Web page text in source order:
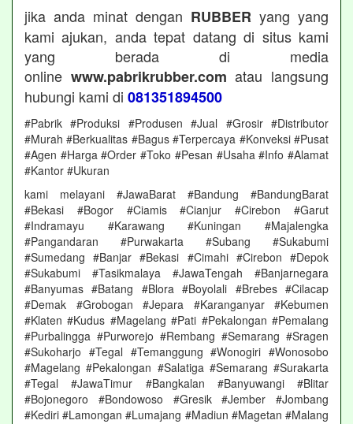
jika anda minat dengan RUBBER yang yang
kami ajukan, anda tepat datang di situs kami
yang berada di media
online www.pabrikrubber.com atau langsung
hubungi kami di 081351894500
#Pabrik #Produksi #Produsen #Jual #Grosir #Distributor
#Murah #Berkualitas #Bagus #Terpercaya #Konveksi #Pusat
#Agen #Harga #Order #Toko #Pesan #Usaha #Info #Alamat
#Kantor #Ukuran
kami melayani #JawaBarat #Bandung #BandungBarat
#Bekasi #Bogor #Ciamis #Cianjur #Cirebon #Garut
#Indramayu #Karawang #Kuningan #Majalengka
#Pangandaran #Purwakarta #Subang #Sukabumi
#Sumedang #Banjar #Bekasi #Cimahi #Cirebon #Depok
#Sukabumi #Tasikmalaya #JawaTengah #Banjarnegara
#Banyumas #Batang #Blora #Boyolali #Brebes #Cilacap
#Demak #Grobogan #Jepara #Karanganyar #Kebumen
#Klaten #Kudus #Magelang #Pati #Pekalongan #Pemalang
#Purbalingga #Purworejo #Rembang #Semarang #Sragen
#Sukoharjo #Tegal #Temanggung #Wonogiri #Wonosobo
#Magelang #Pekalongan #Salatiga #Semarang #Surakarta
#Tegal #JawaTimur #Bangkalan #Banyuwangi #Blitar
#Bojonegoro #Bondowoso #Gresik #Jember #Jombang
#Kediri #Lamongan #Lumajang #Madiun #Magetan #Malang